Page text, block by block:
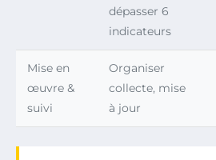
dépasser 6
indicateurs
Mise en
œuvre &
suivi
Organiser
collecte, mise
à jour